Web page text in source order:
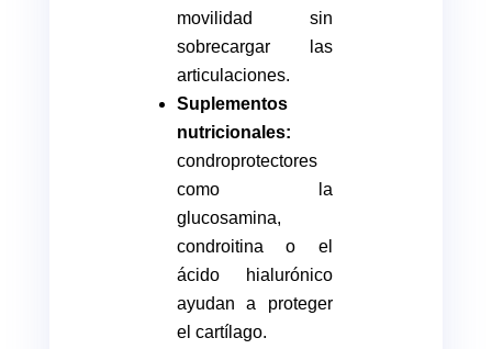
movilidad sin
sobrecargar las
articulaciones.
Suplementos
nutricionales:
condroprotectores
como la
glucosamina,
condroitina o el
ácido hialurónico
ayudan a proteger
el cartílago.